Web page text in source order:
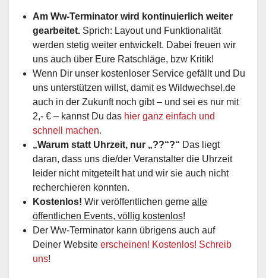
Am Ww-Terminator wird kontinuierlich weiter
gearbeitet. Sprich: Layout und Funktionalität
werden stetig weiter entwickelt. Dabei freuen wir
uns auch über Eure Ratschläge, bzw Kritik!
Wenn Dir unser kostenloser Service gefällt und Du
uns unterstützen willst, damit es Wildwechsel.de
auch in der Zukunft noch gibt – und sei es nur mit
2,- € – kannst Du das hier ganz einfach und
schnell machen.
„Warum statt Uhrzeit, nur „??“?“ Das liegt
daran, dass uns die/der Veranstalter die Uhrzeit
leider nicht mitgeteilt hat und wir sie auch nicht
recherchieren konnten.
Kostenlos! Wir veröffentlichen gerne alle
öffentlichen Events, völlig kostenlos!
Der Ww-Terminator kann übrigens auch auf
Deiner Website erscheinen! Kostenlos! Schreib
uns!